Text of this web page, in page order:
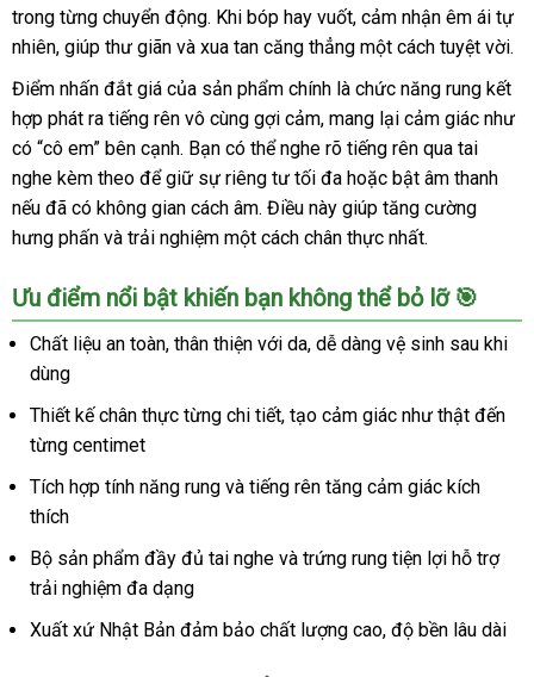
trong từng chuyển động. Khi bóp hay vuốt, cảm nhận êm ái tự
nhiên, giúp thư giãn và xua tan căng thẳng một cách tuyệt vời.
Điểm nhấn đắt giá của sản phẩm chính là chức năng rung kết
hợp phát ra tiếng rên vô cùng gợi cảm, mang lại cảm giác như
có “cô em” bên cạnh. Bạn có thể nghe rõ tiếng rên qua tai
nghe kèm theo để giữ sự riêng tư tối đa hoặc bật âm thanh
nếu đã có không gian cách âm. Điều này giúp tăng cường
hưng phấn và trải nghiệm một cách chân thực nhất.
Ưu điểm nổi bật khiến bạn không thể bỏ lỡ 🎯
Chất liệu an toàn, thân thiện với da, dễ dàng vệ sinh sau khi
dùng
Thiết kế chân thực từng chi tiết, tạo cảm giác như thật đến
từng centimet
Tích hợp tính năng rung và tiếng rên tăng cảm giác kích
thích
Bộ sản phẩm đầy đủ tai nghe và trứng rung tiện lợi hỗ trợ
trải nghiệm đa dạng
Xuất xứ Nhật Bản đảm bảo chất lượng cao, độ bền lâu dài